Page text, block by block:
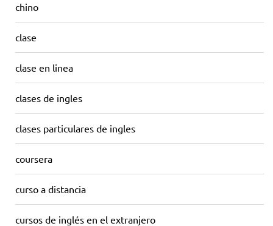
chino
clase
clase en linea
clases de ingles
clases particulares de ingles
coursera
curso a distancia
cursos de inglés en el extranjero